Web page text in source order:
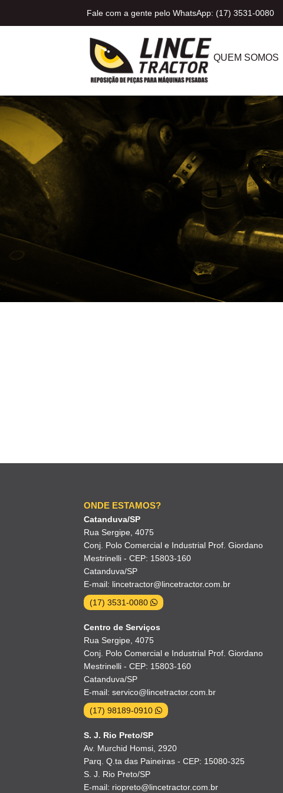
Fale com a gente pelo WhatsApp: (17) 3531-0080
QUEM SOMOS
ONDE ESTAMOS?
Catanduva/SP
Rua Sergipe, 4075
Conj. Polo Comercial e Industrial Prof. Giordano
Mestrinelli - CEP: 15803-160
Catanduva/SP
E-mail: lincetractor@lincetractor.com.br
(17) 3531-0080
Centro de Serviços
Rua Sergipe, 4075
Conj. Polo Comercial e Industrial Prof. Giordano
Mestrinelli - CEP: 15803-160
Catanduva/SP
E-mail: servico@lincetractor.com.br
(17) 98189-0910
S. J. Rio Preto/SP
Av. Murchid Homsi, 2920
Parq. Q.ta das Paineiras - CEP: 15080-325
S. J. Rio Preto/SP
E-mail: riopreto@lincetractor.com.br